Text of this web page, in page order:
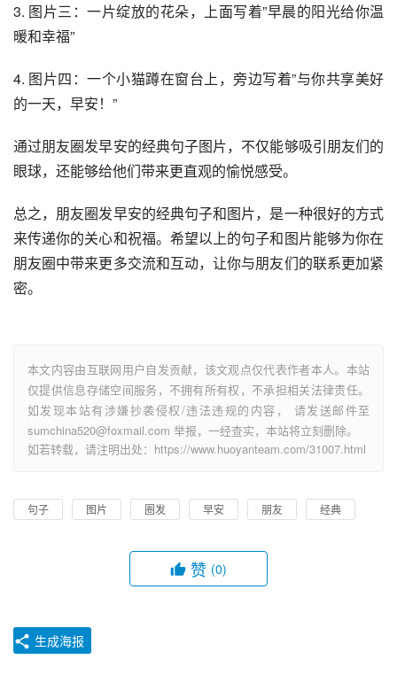
3. 图片三：一片绽放的花朵，上面写着”早晨的阳光给你温
暖和幸福”
4. 图片四：一个小猫蹲在窗台上，旁边写着”与你共享美好
的一天，早安！”
通过朋友圈发早安的经典句子图片，不仅能够吸引朋友们的
眼球，还能够给他们带来更直观的愉悦感受。
总之，朋友圈发早安的经典句子和图片，是一种很好的方式
来传递你的关心和祝福。希望以上的句子和图片能够为你在
朋友圈中带来更多交流和互动，让你与朋友们的联系更加紧
密。
本文内容由互联网用户自发贡献，该文观点仅代表作者本人。本站
仅提供信息存储空间服务，不拥有所有权，不承担相关法律责任。
如发现本站有涉嫌抄袭侵权/违法违规的内容， 请发送邮件至
sumchina520@foxmail.com 举报，一经查实，本站将立刻删除。
如若转载，请注明出处：https://www.huoyanteam.com/31007.html
句子 图片 圈发 早安 朋友 经典
赞 (0)
生成海报